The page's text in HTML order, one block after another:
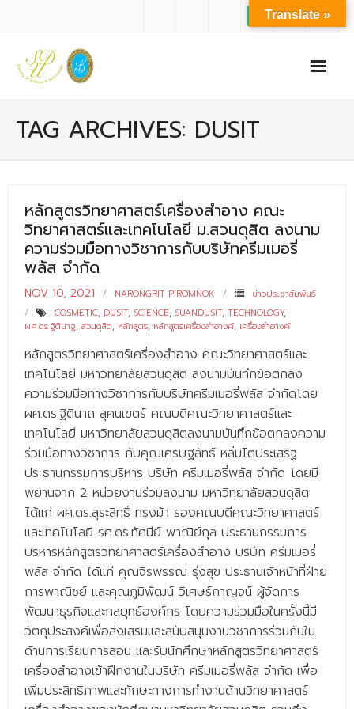
- ปรัชญา วิสัยทัศน์ พันธกิจ ของคณะ
- ประวัติความเป็นมาของคณะ
- บุคลากร
- - สำนักงานคณะวิทยาศาสตร์และเทคโนโลยี
- - บุคลากรวิชาการ
- - บุคลากรสนับสนุน
หลักสูตร
- วิทยาศาสตรบัณฑิต
- - วิทยาศาสตร์เครื่องสำอาง
- - อาชีวอนามัยและความปลอดภัย
- - อนามัยสิ่งแวดล้อมและสาธารณภัย
- - วิทยาศาสตร์การแพทย์
- - ความมั่นคงปลอดภัยไซเบอร์
- - อุตสาหกรรมชีวภาพเพื่อธุรกิจ
- ศึกษาศาสตรบัณฑิต
TAG ARCHIVES: DUSIT
หลักสูตรวิทยาศาสตร์เครื่องสำอาง คณะ
วิทยาศาสตร์และเทคโนโลยี ม.สวนดุสิต ลงนาม
ความร่วมมือทางวิชาการกับบริษัทครีมเมอรี่
พลัส จำกัด
NOV 10, 2021 NARONGRIT PIROMNOK
ข่าวประชาสัมพันธ์
COSMETIC, DUSIT, SCIENCE, SUANDUSIT, TECHNOLOGY,
ผศ.ดร.ฐิตินาฐ, สวนดุสิต, หลักสูตร, หลักสูตรเครื่องสำอางค์, เครื่องสำอางค์
หลักสูตรวิทยาศาสตร์เครื่องสำอาง คณะวิทยาศาสตร์และ
เทคโนโลยี มหาวิทยาลัยสวนดุสิต ลงนามบันทึกข้อตกลง
ความร่วมมือทางวิชาการกับบริษัทครีมเมอรี่พลัส จำกัดโดย
ผศ.ดร.ฐิตินาถ สุคนเขตร์ คณบดีคณะวิทยาศาสตร์และ
เทคโนโลยี มหาวิทยาลัยสวนดุสิตลงนามบันทึกข้อตกลงความ
ร่วมมือทางวิชาการ กับคุณเศรษฐลัทธ์ หลิ่มโตประเสริฐ
ประธานกรรมการบริหาร บริษัท ครีมเมอรี่พลัส จำกัด โดยมี
พยานจาก 2 หน่วยงานร่วมลงนาม มหาวิทยาลัยสวนดุสิต
ได้แก่ ผศ.ดร.สุระสิทธิ์ ทรงม้า รองคณบดีคณะวิทยาศาสตร์
และเทคโนโลยี รศ.ดร.ทัศนีย์ พาณิย์กุล ประธานกรรมการ
บริหารหลักสูตรวิทยาศาสตร์เครื่องสำอาง บริษัท ครีมเมอรี่
พลัส จำกัด ได้แก่ คุณจิรพรรณ รุ่งสุข ประธานเจ้าหน้าที่ฝ่าย
การพาณิชย์ และคุณภูมิพัฒน์ วิเศษร์กาญจน์ ผู้จัดการ
พัฒนาธุรกิจและกลยุทธ์องค์กร โดยความร่วมมือในครั้งนี้มี
วัตถุประสงค์เพื่อส่งเสริมและสนับสนุนงานวิชาการร่วมกันใน
ด้านการเรียนการสอน และรับนักศึกษาหลักสูตรวิทยาศาสตร์
เครื่องสำอางเข้าฝึกงานในบริษัท ครีมเมอรี่พลัส จำกัด เพื่อ
เพิ่มประสิทธิภาพและทักษะทางการทำงานด้านวิทยาศาสตร์
Translate »